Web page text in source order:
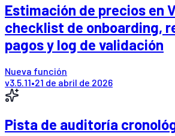
Estimación de precios en
checklist de onboarding,
pagos y log de validación
Nueva función
v3.5.11•21 de abril de 2026
Pista de auditoría